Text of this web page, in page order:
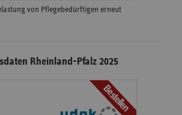
von Pflegebedürftigen erneut
Rheinland-Pfalz 2025
Bestellen